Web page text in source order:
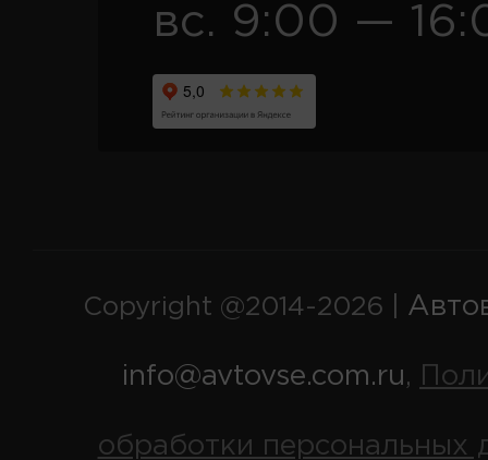
вс. 9:00 —
Copyright @2014-2026 |
info@avtovse.com.ru,
обработки персональных